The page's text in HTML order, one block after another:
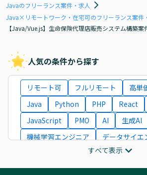
Javaのフリーランス案件・求人
Java×リモートワーク・在宅可のフリーランス案件
【Java/Vue.js】生命保険代理店販売システム構築案
人気の条件から探す
リモート可 フルリモート 高単
Java
Python PHP React
JavaScript
PMO AI
生成AI
機械学習エンジニア
データサイエ
ITコンサルタ
フロントエンドエンジニア
すべて表示